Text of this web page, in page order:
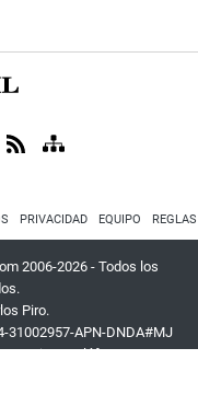
PRIVACIDAD EQUIPO
2006-2026 - Todos los
Piro.
31002957-APN-DNDA#MJ
| Teléfono:+54 9 11